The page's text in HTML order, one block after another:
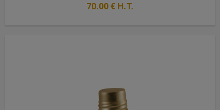
70.00€ H.T.